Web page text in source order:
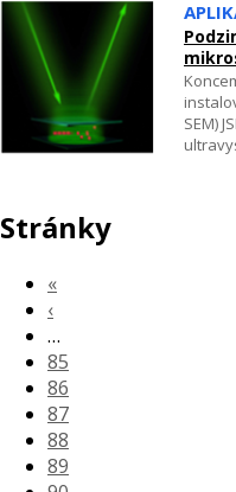
SEM)
Stránky
«
‹
…
85
86
87
88
89